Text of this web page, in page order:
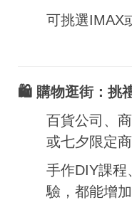
可挑選IMAX
🛍️ 購物逛街：挑
百貨公司、
或七夕限定商
手作DIY課程
驗，都能增加